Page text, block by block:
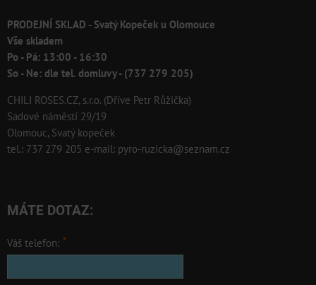
PRODEJNÍ SKLAD - Svatý Kopeček u Olomouce
Vše skladem
Po - Pá: 13:00 - 16:30
So - Ne: dle tel. domluvy - (737 279 205)
CHILI ROSES.CZ, s.r.o. (Dříve Petr Růžička)
Sadové náměstí 29/19
Olomouc, Svatý kopeček
tel.: 737 279 205 e-mail: pyro-ruzicka@seznam.cz
MÁTE DOTAZ:
Váš telefon: *